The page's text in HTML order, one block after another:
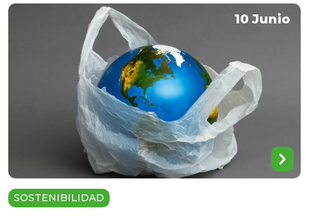
10 Junio
SOSTENIBILIDAD